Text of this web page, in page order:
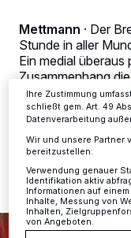
Mettmann · Der
Stunde in aller
Ein medial
Zusammenhang
19.11.2018 , 12:05
dieses Menü jederzeit
ändern oder Ihre
Einstellungen oder
Ihre Einstellungen
Informationen finden
Ihre Zustimmung
schließt gem. Art. 49
Datenverarbeitung
Wir und unsere Partner
bereitzustellen:
Verwendung genauer
Identifikation aktiv
Informationen auf
Inhalte, Messung von
Inhalten,
von Angeboten.